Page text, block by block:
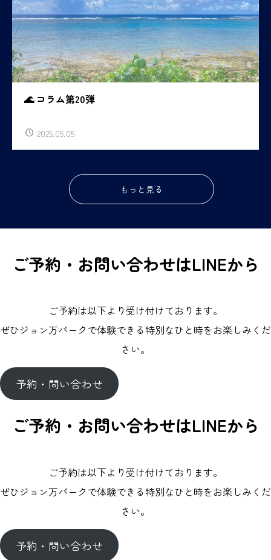
🌊 コラム第20弾
2025.05.05
もっと見る
ご予約・お問い合わせはLINEから
ご予約は以下より受け付けております。
ぜひジョン万パークで体験できる特別なひと時をお楽しみくだ
さい。
予約・問い合わせ
ご予約・お問い合わせはLINEから
ご予約は以下より受け付けております。
ぜひジョン万パークで体験できる特別なひと時をお楽しみくだ
さい。
予約・問い合わせ